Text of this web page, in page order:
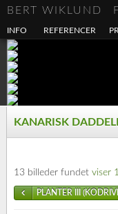
BERT WIKLUND
INFO REFERENCER
KANARISK
13 billeder fundet viser
PLANTER III